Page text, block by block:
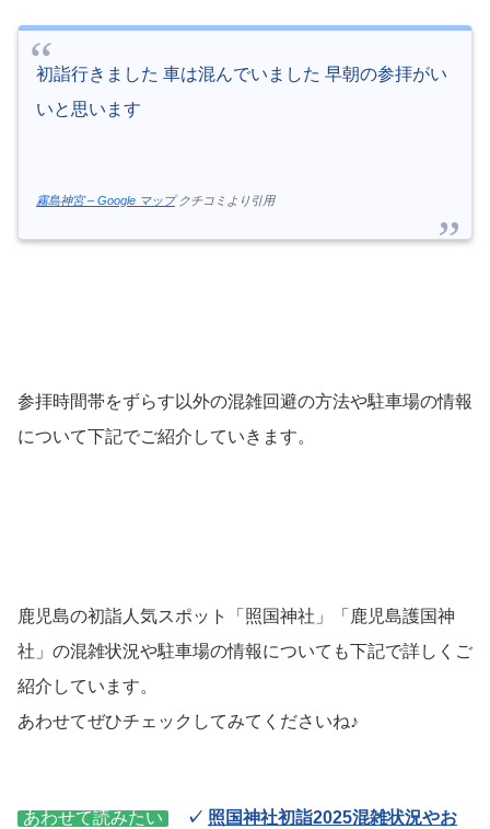
初詣行きました 車は混んでいました 早朝の参拝がい
いと思います
霧島神宮 – Google マップクチコミより引用
参拝時間帯をずらす以外の混雑回避の方法や駐車場の情報
について下記でご紹介していきます。
鹿児島の初詣人気スポット「照国神社」「鹿児島護国神
社」の混雑状況や駐車場の情報についても下記で詳しくご
紹介しています。
あわせてぜひチェックしてみてくださいね♪
あわせて読みたい ✓ 照国神社初詣2025混雑状況やお